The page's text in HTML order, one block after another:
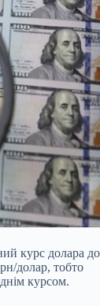
курс долара до
долар, тобто
курсом.